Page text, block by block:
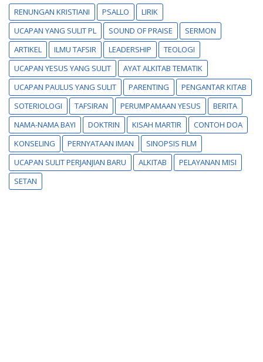
RENUNGAN KRISTIANI PSALLO
LIRIK
UCAPAN YANG SULIT PL
SOUND OF PRAISE
SERMON
ARTIKEL
ILMU TAFSIR LEADERSHIP
TEOLOGI
UCAPAN YESUS YANG SULIT
AYAT ALKITAB TEMATIK
UCAPAN PAULUS YANG SULIT
PARENTING
PENGANTAR KITAB
SOTERIOLOGI
TAFSIRAN PERUMPAMAAN YESUS
BERITA
NAMA-NAMA BAYI
DOKTRIN KISAH MARTIR
CONTOH DOA
KONSELING
PERNYATAAN IMAN
SINOPSIS FILM
UCAPAN SULIT PERJANJIAN BARU
ALKITAB
PELAYANAN MISI
SETAN